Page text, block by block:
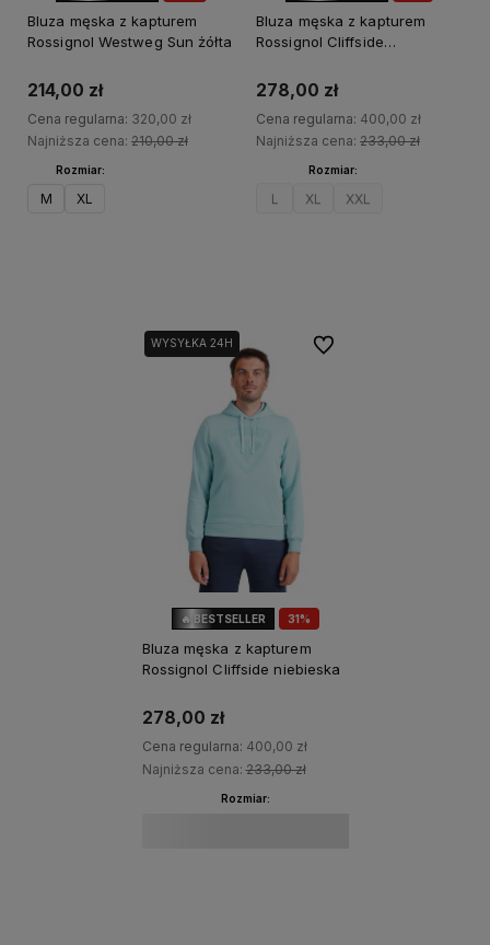
Bluza męska z kapturem
Rossignol Westweg Sun żółta
214,00 zł
Cena regularna: 320,00 zł
Najniższa cena: 210,00 zł
Rozmiar:
M XL
Bluza męska z kapturem
Rossignol Cliffside
278,00 zł
Cena regularna: 400,00 zł
Najniższa cena: 233,00 zł
Rozmiar:
L XL XXL
31%
🔥 BESTSELLER
WYSYŁKA 24H
Bluza męska z kapturem
Rossignol Cliffside niebieska
278,00 zł
Cena regularna: 400,00 zł
Najniższa cena:233,00 zł
Rozmiar:
Do ulubionych